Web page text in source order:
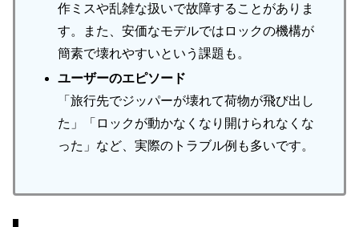
作ミスや乱雑な扱いで故障することがありま
す。また、安価なモデルではロックの機構が
簡素で壊れやすいという課題も。
ユーザーのエピソード
「旅行先でジッパーが壊れて荷物が飛び出し
た」「ロックが動かなくなり開けられなくな
った」など、実際のトラブル例も多いです。